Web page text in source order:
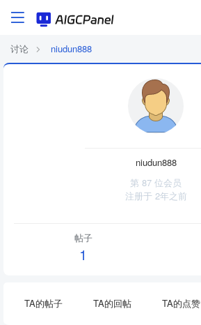
讨论 niudun888
niudun888
第 87 位会员
注册于 2年之前
帖子
1
TA的帖子 TA的回帖 TA的点赞